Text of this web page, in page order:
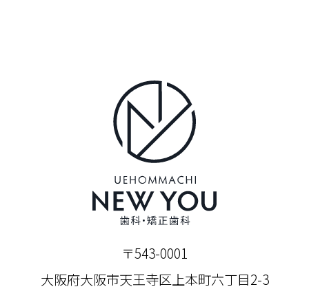
〒543-0001
大阪府大阪市天王寺区上本町六丁目2-3